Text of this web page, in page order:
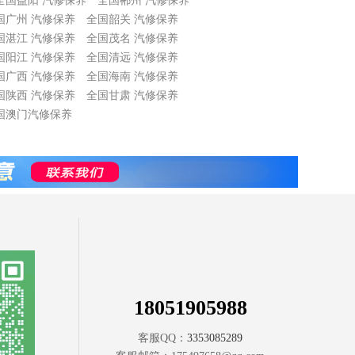
广州 汽修保养
全国韶关 汽修保养
湛江 汽修保养
全国茂名 汽修保养
阳江 汽修保养
全国清远 汽修保养
广西 汽修保养
全国海南 汽修保养
陕西 汽修保养
全国甘肃 汽修保养
澳门汽修保养
18051905988
客服QQ： 3353085289